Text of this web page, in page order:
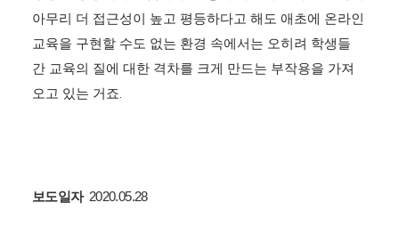
아무리 더 접근성이 높고 평등하다고 해도 애초에 온라인
교육을 구현할 수도 없는 환경 속에서는 오히려 학생들
간 교육의 질에 대한 격차를 크게 만드는 부작용을 가져
오고 있는 거죠.
보도일자 2020.05.28